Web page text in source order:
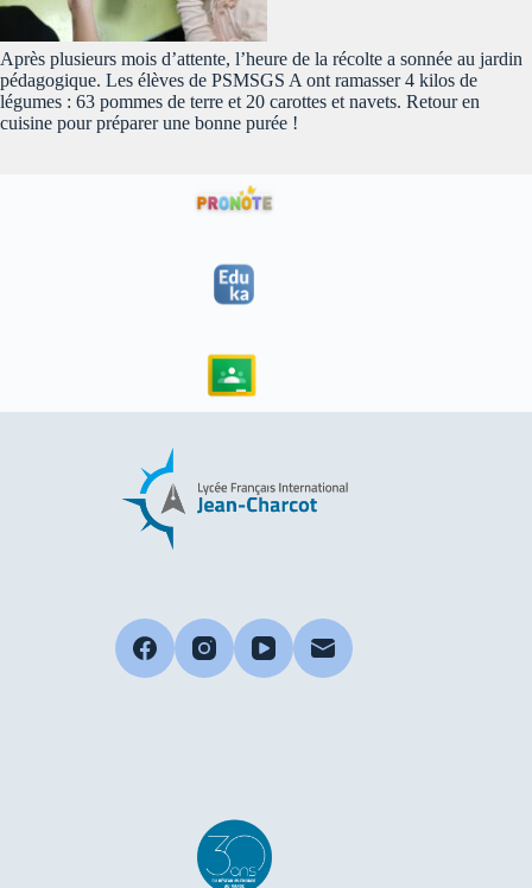
Après plusieurs mois d’attente, l’heure de la récolte a sonnée au jardin
pédagogique. Les élèves de PSMSGS A ont ramasser 4 kilos de
légumes : 63 pommes de terre et 20 carottes et navets. Retour en
cuisine pour préparer une bonne purée !